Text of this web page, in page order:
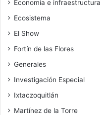
Economía e infraestructura
Ecosistema
El Show
Fortín de las Flores
Generales
Investigación Especial
Ixtaczoquitlán
Martínez de la Torre